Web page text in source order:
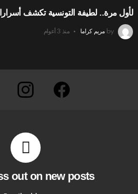
لأول مرة.. لطيفة التونسية تكشف
by مريم كراما منذ 3 أعوام
facebook
out on new posts